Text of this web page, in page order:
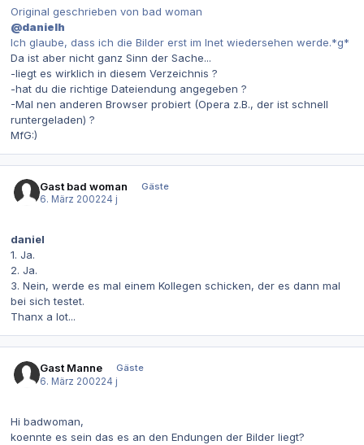
Original geschrieben von bad woman
@danielh
Ich glaube, dass ich die Bilder erst im Inet wiedersehen werde.*g*
Da ist aber nicht ganz Sinn der Sache...
-liegt es wirklich in diesem Verzeichnis ?
-hat du die richtige Dateiendung angegeben ?
-Mal nen anderen Browser probiert (Opera z.B., der ist schnell
runtergeladen) ?
MfG:)
Gast bad woman
Gäste
6. März 200224 j
daniel
1. Ja.
2. Ja.
3. Nein, werde es mal einem Kollegen schicken, der es dann mal
bei sich testet.
Thanx a lot...
Gast Manne
Gäste
6. März 200224 j
Hi badwoman,
koennte es sein das es an den Endungen der Bilder liegt?